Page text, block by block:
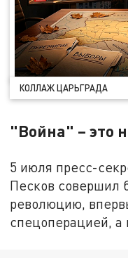
КОЛЛАЖ ЦАРЬГРАДА
"Война" – это
5 июля пресс-
Песков совершил
революцию,
спецоперацией, а